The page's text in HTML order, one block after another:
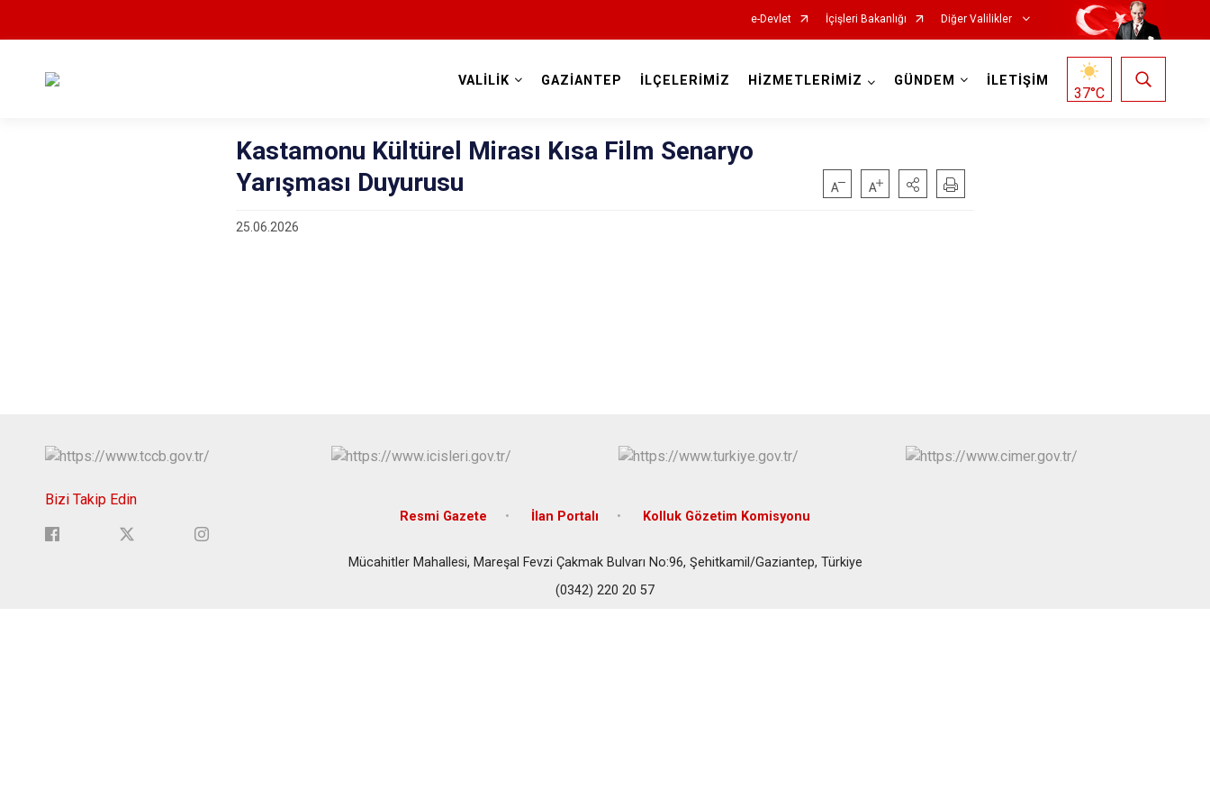
e-Devlet İçişleri Bakanlığı Diğer Valilikler
VALİLİK GAZİANTEP İLÇELERİMİZ HİZMETLERİMİZ GÜNDEM İLETİŞİM
37°C
Kastamonu Kültürel Mirası Kısa Film Senaryo
Yarışması Duyurusu
25.06.2026
Bizi Takip Edin
Resmi Gazete İlan Portalı Kolluk Gözetim Komisyonu
Mücahitler Mahallesi, Mareşal Fevzi Çakmak Bulvarı No:96, Şehitkamil/Gaziantep, Türkiye
(0342) 220 20 57